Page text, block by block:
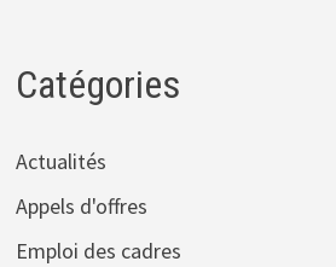
Catégories
Actualités
Appels d'offres
Emploi des cadres